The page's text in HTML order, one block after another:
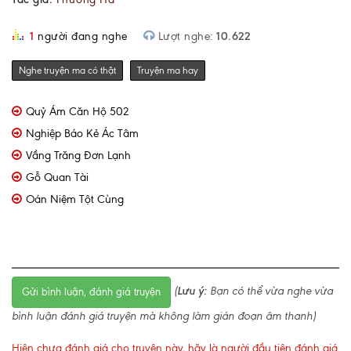
1 người đang nghe Lượt nghe: 10.622
Nghe truyện ma có thật Truyện ma hay
Quỷ Ám Căn Hộ 502
Nghiệp Báo Kẻ Ác Tâm
Vầng Trăng Đơn Lạnh
Gỗ Quan Tài
Oán Niệm Tột Cùng
Gửi bình luận, đánh giá truyện (Lưu ý: Bạn có thể vừa nghe vừa
bình luận đánh giá truyện mà không làm gián đoạn âm thanh)